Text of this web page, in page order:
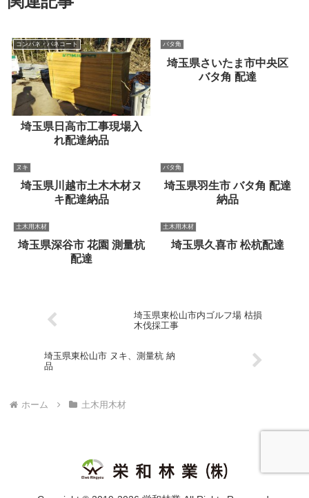
コンパネ・パネコート
埼玉県日高市工事現場入
れ配達納品
バタ角
埼玉県さいたま市中央区
バタ角 配達
ヌキ
埼玉県川越市土木木材ヌ
キ配達納品
バタ角
埼玉県羽生市 バタ角 配達
納品
土木用木材
埼玉県深谷市 花園 測量杭
配達
土木用木材
埼玉県久喜市 松杭配達
埼玉県東松山市内ゴルフ場 枯損
木伐採工事
埼玉県東松山市 ヌキ、測量杭 納
品
ホーム 土木用木材